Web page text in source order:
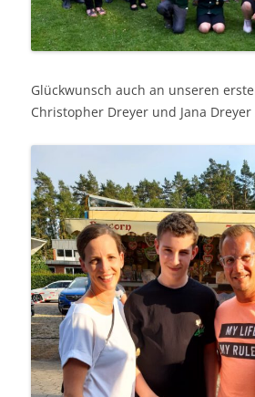
Glückwunsch auch an unseren
Christopher Dreyer und Jana Dreyer